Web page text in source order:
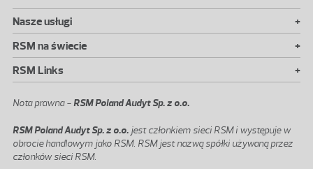
Nasze usługi
+
RSM na świecie
+
RSM Links
+
Nota prawna -RSM Poland Audyt Sp. z o.o.
RSM Poland Audyt Sp. z o.o. jest członkiem sieci RSM i występuje w
obrocie handlowym jako RSM. RSM jest nazwą spółki używaną przez
członków sieci RSM.